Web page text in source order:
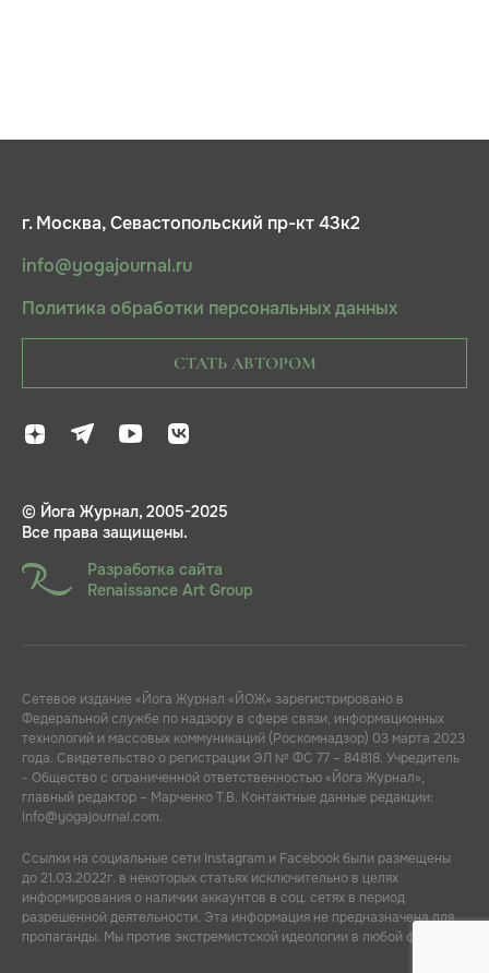
г. Москва, Севастопольский пр-кт 43к2
info@yogajournal.ru
Политика обработки персональных данных
СТАТЬ АВТОРОМ
© Йога Журнал, 2005-2025
Все права защищены.
Разработка сайта
Renaissance Art Group
Сетевое издание «Йога Журнал «ЙОЖ» зарегистрировано в
Федеральной службе по надзору в сфере связи, информационных
технологий и массовых коммуникаций (Роскомнадзор) 03 марта 2023
года. Свидетельство о регистрации ЭЛ № ФС 77 – 84818. Учредитель
- Общество с ограниченной ответственностью «Йога Журнал»,
главный редактор – Марченко Т.В. Контактные данные редакции:
info@yogajournal.com.
Ссылки на социальные сети Instagram и Facebook были размещены
до 21.03.2022г. в некоторых статьях исключительно в целях
информирования о наличии аккаунтов в соц. сетях в период
разрешенной деятельности. Эта информация не предназначена для
пропаганды. Мы против экстремистской идеологии в любой форме.